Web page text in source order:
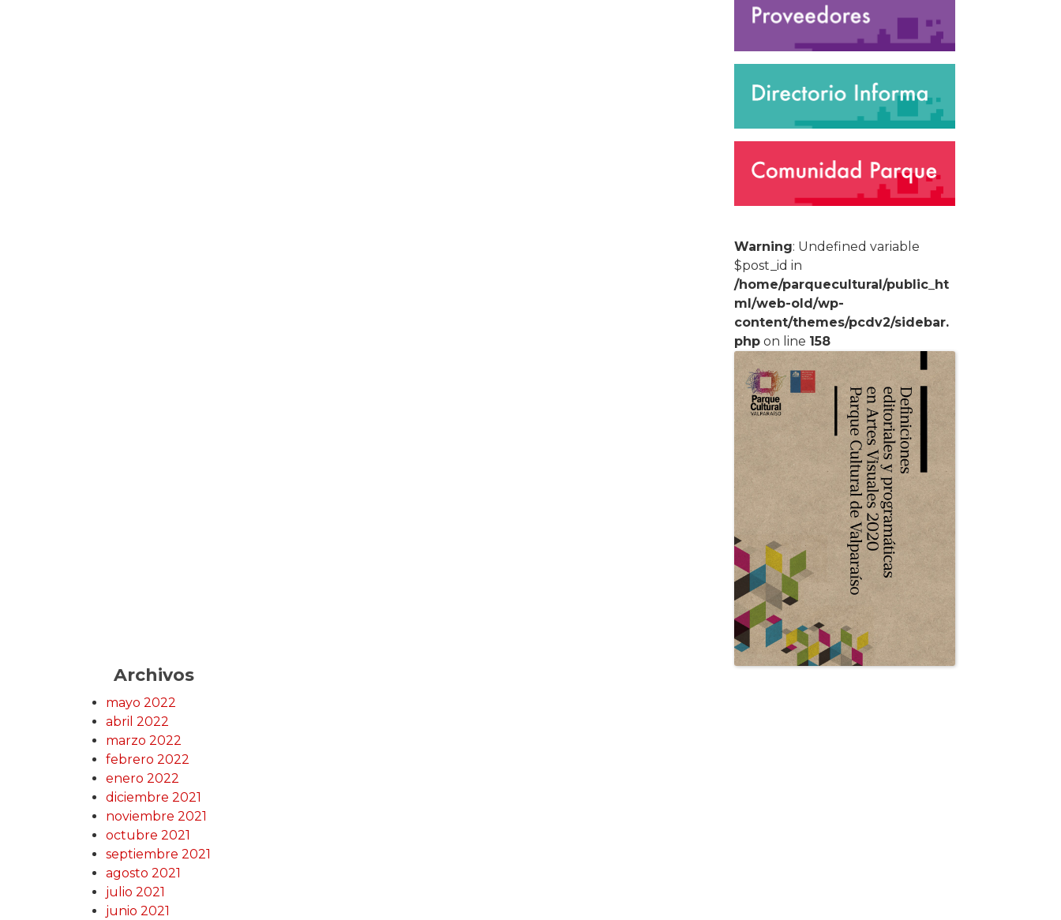
Warning: Undefined variable
$post_id in
/home/parquecultural/public_ht
ml/web-old/wp-
content/themes/pcdv2/sidebar.
php on line 158
Archivos
mayo 2022
abril 2022
marzo 2022
febrero 2022
enero 2022
diciembre 2021
noviembre 2021
octubre 2021
septiembre 2021
agosto 2021
julio 2021
junio 2021